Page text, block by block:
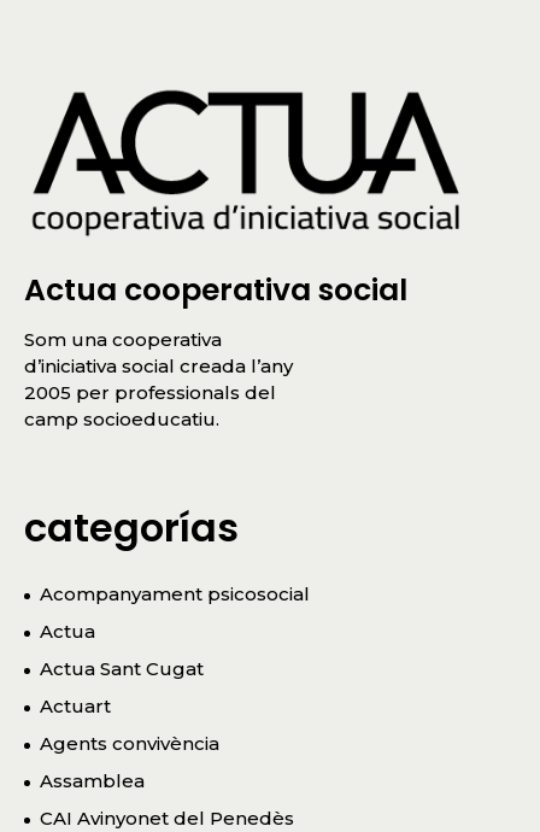
Actua cooperativa social
Som una cooperativa
d’iniciativa social creada l’any
2005 per professionals del
camp socioeducatiu.
categorías
Acompanyament psicosocial
Actua
Actua Sant Cugat
Actuart
Agents convivència
Assamblea
CAI Avinyonet del Penedès